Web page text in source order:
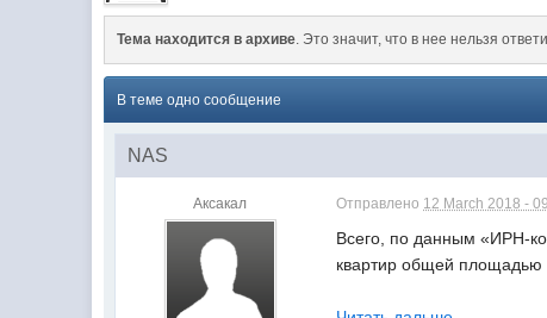
Тема находится в архиве. Это значит, что в нее нельзя
В теме одно сообщение
NAS
Аксакал Отправлено 12 March 2018 -
Всего, по данным «ИРН-
квартир общей площадью